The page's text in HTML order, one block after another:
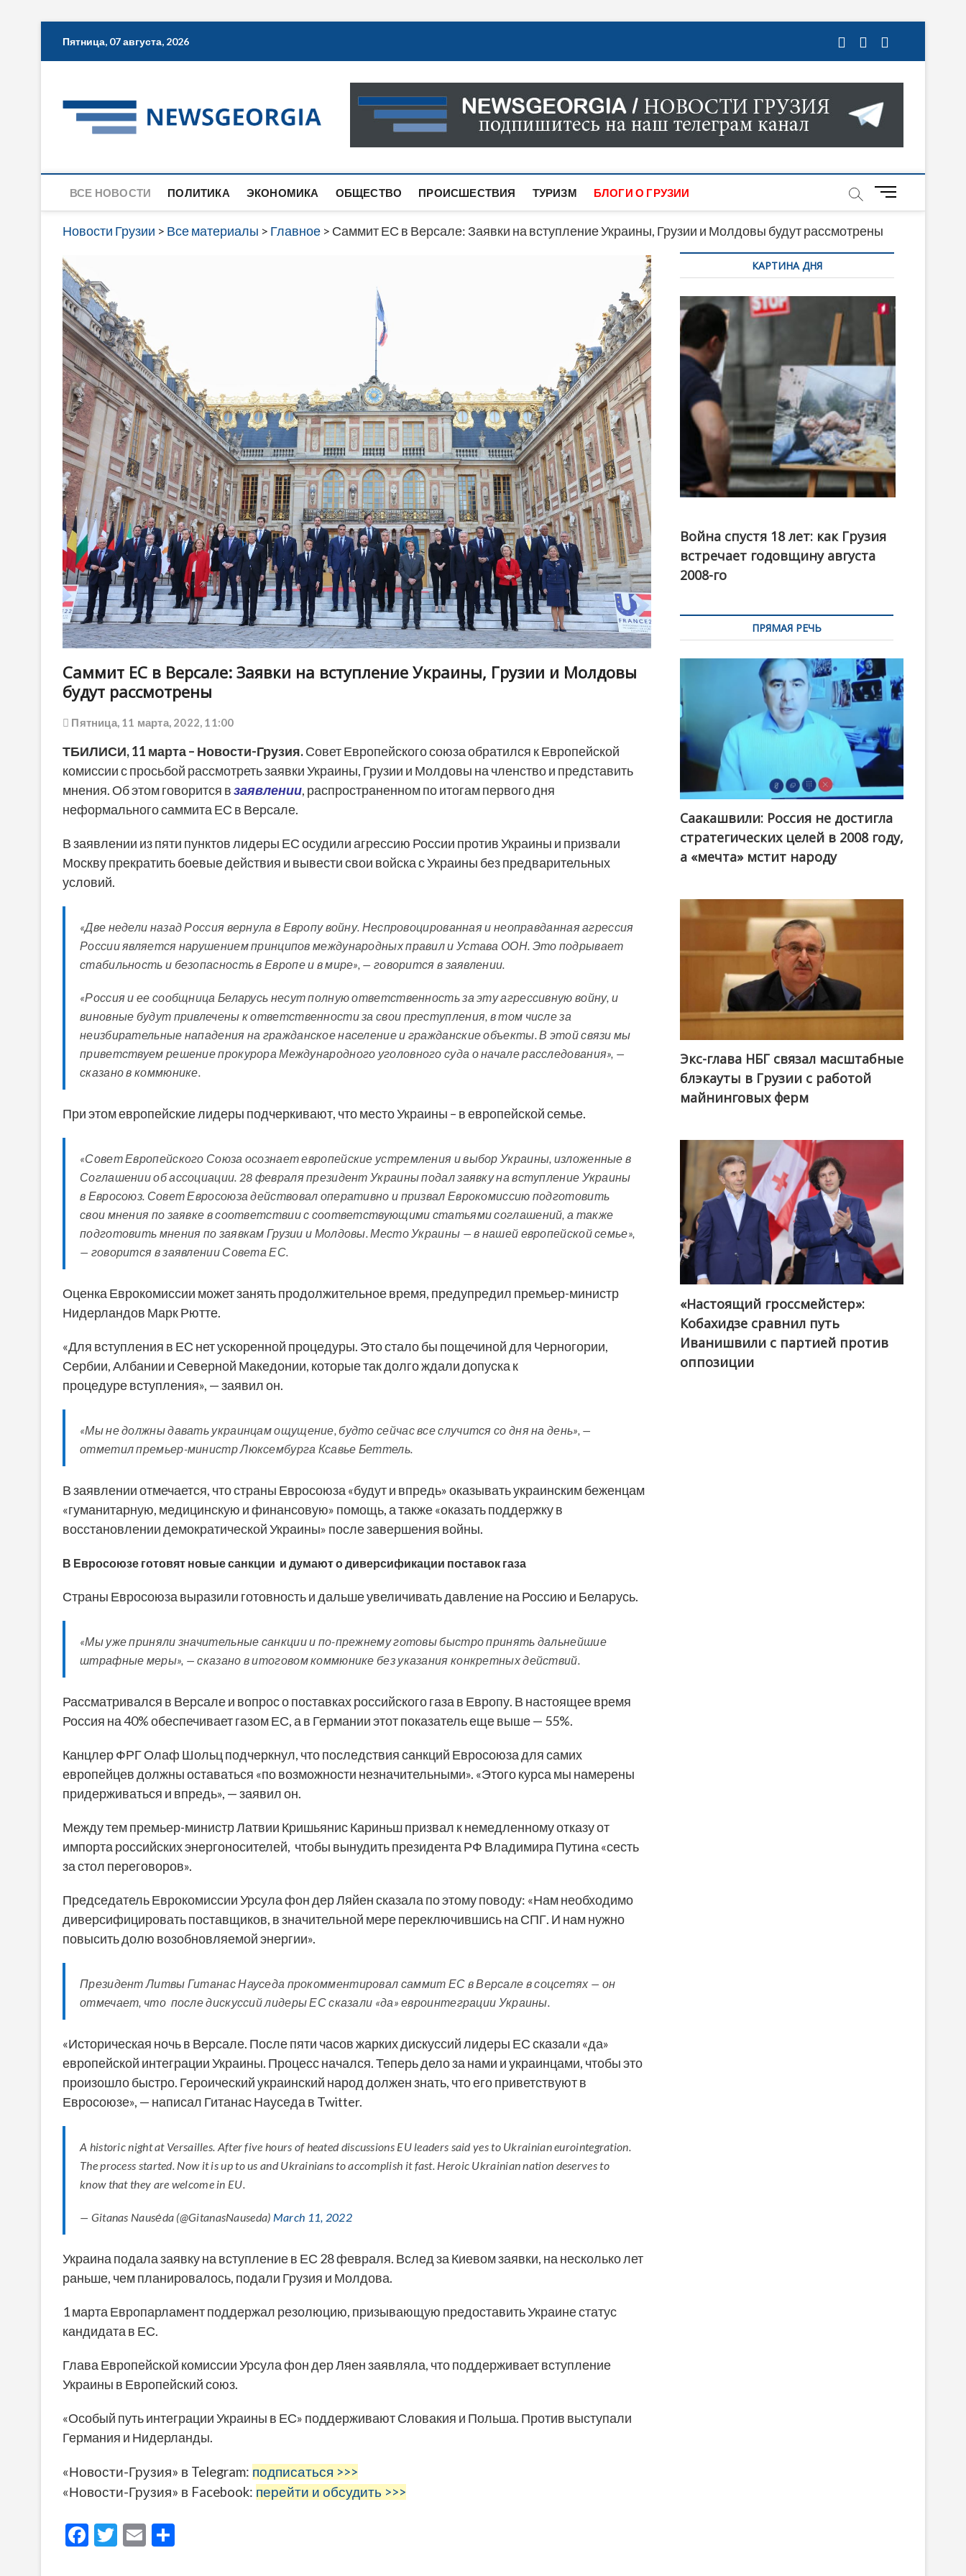
Пятница, 07 августа, 2026
Новости Грузии
САМАЯ АКТУАЛЬНАЯ ИНФОРМАЦИЯ О СОБЫТИЯХ В ГРУЗИИ. НОВОСТИ ГРУЗИИ ОНЛАЙН. НА
САЙТЕ ВЫ НАЙДЕТЕ НОВОСТИ ПОЛИТИКИ, ЭКОНОМИКИ, КУЛЬТУРЫ, СПОРТА И МНОГОЕ
ВСЕ НОВОСТИ ПОЛИТИКА ЭКОНОМИКА ОБЩЕСТВО ПРОИСШЕСТВИЯ ТУРИЗМ БЛОГИ О ГРУЗИИ
M
e
n
t
t
o
n
Новости Грузии > Все материалы > Главное > Саммит ЕС в Версале: Заявки на вступление Украины, Грузии и Молдовы будут рассмотрены
Саммит ЕС в Версале: Заявки на вступление Украины, Грузии и Молдовы
будут рассмотрены
Пятница, 11 марта, 2022, 11:00
ТБИЛИСИ, 11 марта – Новости-Грузия.Совет Европейского союза обратился к Европейской
комиссии с просьбой рассмотреть заявки Украины, Грузии и Молдовы на членство и представить
мнения. Об этом говорится взаявлении, распространенном по итогам первого дня
неформального саммита ЕС в Версале.
В заявлении из пяти пунктов лидеры ЕС осудили агрессию России против Украины и призвали
Москву прекратить боевые действия и вывести свои войска с Украины без предварительных
условий.
«Две недели назад Россия вернула в Европу войну. Неспровоцированная и неоправданная агрессия
России является нарушением принципов международных правил и Устава ООН. Это подрывает
стабильность и безопасность в Европе и в мире», — говорится в заявлении.
«Россия и ее сообщница Беларусь несут полную ответственность за эту агрессивную войну, и
виновные будут привлечены к ответственности за свои преступления, в том числе за
неизбирательные нападения на гражданское население и гражданские объекты. В этой связи мы
приветствуем решение прокурора Международного уголовного суда о начале расследования», —
сказано в коммюнике.
При этом европейские лидеры подчеркивают, что место Украины – в европейской семье.
«Совет Европейского Союза осознает европейские устремления и выбор Украины, изложенные в
Соглашении об ассоциации. 28 февраля президент Украины подал заявку на вступление Украины
в Евросоюз. Совет Евросоюза действовал оперативно и призвал Еврокомиссию подготовить
свои мнения по заявке в соответствии с соответствующими статьями соглашений, а также
подготовить мнения по заявкам Грузии и Молдовы. Место Украины — в нашей европейской семье»,
— говорится в заявлении Совета ЕС.
Оценка Еврокомиссии может занять продолжительное время, предупредил премьер-министр
Нидерландов Марк Рютте.
«Для вступления в ЕС нет ускоренной процедуры. Это стало бы пощечиной для Черногории,
Сербии, Албании и Северной Македонии, которые так долго ждали допуска к
процедуре вступления», — заявил он.
«Мы не должны давать украинцам ощущение, будто сейчас все случится со дня на день», —
отметил премьер-министр Люксембурга Ксавье Беттель.
В заявлении отмечается, что страны Евросоюза «будут и впредь» оказывать украинским беженцам
«гуманитарную, медицинскую и финансовую» помощь, а также «оказать поддержку в
восстановлении демократической Украины» после завершения войны.
В Евросоюзе готовят новые санкции и думают о диверсификации поставок газа
Страны Евросоюза выразили готовность и дальше увеличивать давление на Россию и Беларусь.
«Мы уже приняли значительные санкции и по-прежнему готовы быстро принять дальнейшие
штрафные меры», — сказано в итоговом коммюнике без указания конкретных действий.
Рассматривался в Версале и вопрос о поставках российского газа в Европу. В настоящее время
Россия на 40% обеспечивает газом ЕС, а в Германии этот показатель еще выше — 55%.
Канцлер ФРГ Олаф Шольц подчеркнул, что последствия санкций Евросоюза для самих
европейцев должны оставаться «по возможности незначительными». «Этого курса мы намерены
придерживаться и впредь», — заявил он.
Между тем премьер-министр Латвии Кришьянис Кариньш призвал к немедленному отказу от
импорта российских энергоносителей, чтобы вынудить президента РФ Владимира Путина «сесть
за стол переговоров».
Председатель Еврокомиссии Урсула фон дер Ляйен сказала по этому поводу: «Нам необходимо
диверсифицировать поставщиков, в значительной мере переключившись на СПГ. И нам нужно
повысить долю возобновляемой энергии».
Президент Литвы Гитанас Науседа прокомментировал саммит ЕС в Версале в соцсетях — он
отмечает, что после дискуссий лидеры ЕС сказали «да» евроинтеграции Украины.
«Историческая ночь в Версале. После пяти часов жарких дискуссий лидеры ЕС сказали «да»
европейской интеграции Украины. Процесс начался. Теперь дело за нами и украинцами, чтобы это
произошло быстро. Героический украинский народ должен знать, что его приветствуют в
Евросоюзе», — написал Гитанас Науседа в Twitter.
A historic night at Versailles. After five hours of heated discussions EU leaders said yes to Ukrainian eurointegration.
The process started. Now it is up to us and Ukrainians to accomplish it fast. Heroic Ukrainian nation deserves to
know that they are welcome in EU.
— Gitanas Nausėda (@GitanasNauseda) March 11, 2022
Украина подала заявку на вступление в ЕС 28 февраля. Вслед за Киевом заявки, на несколько лет
раньше, чем планировалось, подали Грузия и Молдова.
1 марта Европарламент поддержал резолюцию, призывающую предоставить Украине статус
кандидата в ЕС.
Глава Европейской комиссии Урсула фон дер Ляен заявляла, что поддерживает вступление
Украины в Европейский союз.
«Особый путь интеграции Украины в ЕС» поддерживают Словакия и Польша. Против выступали
Германия и Нидерланды.
«Новости-Грузия» в Telegram: подписаться >>>
«Новости-Грузия» в Facebook: перейти и обсудить >>>
F
T
E
КАРТИНА ДНЯ
канал
Война спустя 18 лет: как Грузия
встречает годовщину августа
2008-го
ПРЯМАЯ РЕЧЬ
Саакашвили: Россия не достигла
стратегических целей в 2008 году,
а «мечта» мстит народу
Экс-глава НБГ связал масштабные
блэкауты в Грузии с работой
майнинговых ферм
@ქართული ოცნება / Georgian Dream
«Настоящий гроссмейстер»:
Кобахидзе сравнил путь
Иванишвили с партией против
оппозиции